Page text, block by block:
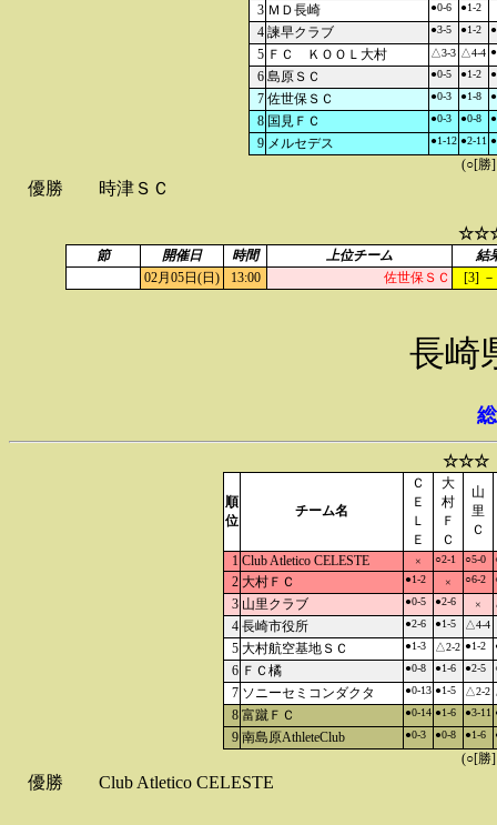
3 ＭＤ長崎 ●0-6 ●1-2
4 諫早クラブ ●3-5 ●1-2
5 ＦＣ ＫＯＯＬ大村 △3-3 △4-4
6 島原ＳＣ ●0-5 ●1-2
7 佐世保ＳＣ ●0-3 ●1-8
8 国見ＦＣ ●0-3 ●0-8
9 メルセデス ●1-12 ●2-11
(○[勝
優勝 時津ＳＣ
節 開催日 時間 上位チーム
結
02月05日(日)
13:00 佐世保ＳＣ [3]
長崎
☆☆☆
順
位
チーム名
Ｃ
Ｅ
Ｌ
Ｅ
大
村
Ｆ
Ｃ
山
里
Ｃ
1 Club Atletico CELESTE × ○2-1 ○5-0
2 大村ＦＣ ●1-2 × ○6-2
3 山里クラブ ●0-5 ●2-6 ×
4 長崎市役所 ●2-6 ●1-5 △4-4
5 大村航空基地ＳＣ ●1-3 △2-2 ●1-2
6 ＦＣ橘 ●0-8 ●1-6 ●2-5
7 ソニーセミコンダクタ ●0-13 ●1-5 △2-2
8 富蹴ＦＣ ●0-14 ●1-6 ●3-11
9 南島原AthleteClub ●0-3 ●0-8 ●1-6
(○[勝
優勝 Club Atletico CELESTE